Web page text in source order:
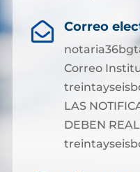
 Correo
Correo
LAS
DEBEN